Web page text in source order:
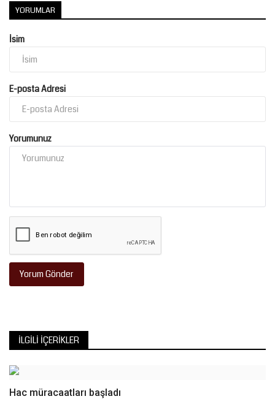
YORUMLAR
İsim
E-posta Adresi
Yorumunuz
Yorum Gönder
İLGILI İÇERIKLER
Hac müracaatları başladı